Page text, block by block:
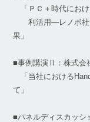
「ＰＣ＋時代におけ
利活用―レノボ社
果」
■事例講演Ⅱ：株式会
「当社における
て」
■パネルディスカッシ